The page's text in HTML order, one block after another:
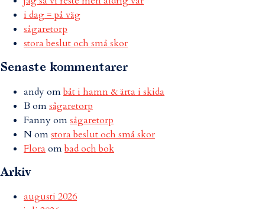
i dag = på väg
sågaretorp
stora beslut och små skor
Senaste kommentarer
andyombåt i hamn & ärta i skida
B omsågaretorp
Fannyomsågaretorp
Nomstora beslut och små skor
Flora ombad och bok
Arkiv
augusti 2026